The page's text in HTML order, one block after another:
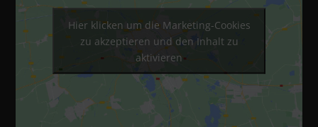
Hier klicken um die Marketing-Cookies
zu akzeptieren und den Inhalt zu
aktivieren